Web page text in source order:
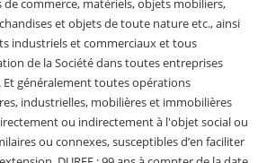
commerce, matériels, objets mobiliers,
et objets de toute nature etc., ainsi
industriels et commerciaux et tous
de la Société dans toutes entreprises
Et généralement toutes opérations
industrielles, mobilières et immobilières
ou indirectement à l'objet social ou
ou connexes, susceptibles d’en faciliter